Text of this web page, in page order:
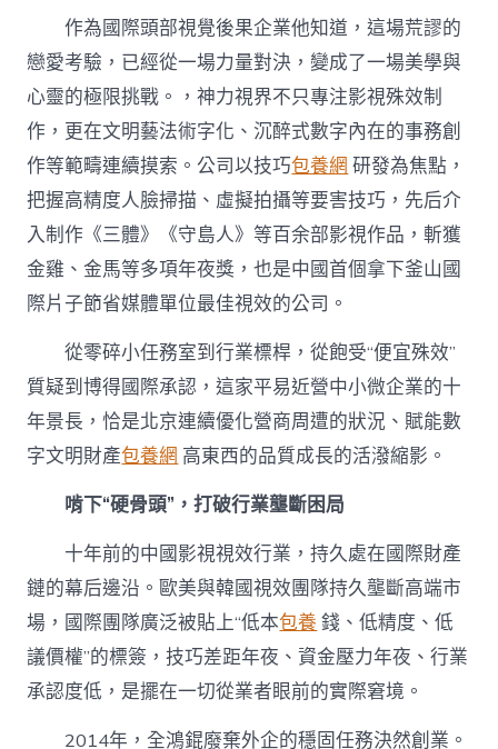
作為國際頭部視覺後果企業他知道，這場荒謬的
戀愛考驗，已經從一場力量對決，變成了一場美學與
心靈的極限挑戰。，神力視界不只專注影視殊效制
作，更在文明藝法術字化、沉醉式數字內在的事務創
作等範疇連續摸索。公司以技巧包養網 研發為焦點，
把握高精度人臉掃描、虛擬拍攝等要害技巧，先后介
入制作《三體》《守島人》等百余部影視作品，斬獲
金雞、金馬等多項年夜獎，也是中國首個拿下釜山國
際片子節省媒體單位最佳視效的公司。
從零碎小任務室到行業標桿，從飽受“便宜殊效”
質疑到博得國際承認，這家平易近營中小微企業的十
年景長，恰是北京連續優化營商周遭的狀況、賦能數
字文明財產包養網 高東西的品質成長的活潑縮影。
啃下“硬骨頭”，打破行業壟斷困局
十年前的中國影視視效行業，持久處在國際財產
鏈的幕后邊沿。歐美與韓國視效團隊持久壟斷高端市
場，國際團隊廣泛被貼上“低本包養 錢、低精度、低
議價權”的標簽，技巧差距年夜、資金壓力年夜、行業
承認度低，是擺在一切從業者眼前的實際窘境。
2014年，全鴻錕廢棄外企的穩固任務決然創業。